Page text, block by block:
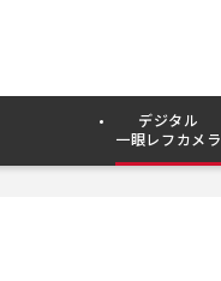
デジタル
一眼レフカメラ